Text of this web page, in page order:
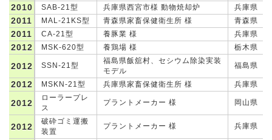
2010 SAB-21型 兵庫県西宮市様 動物焼却炉 兵庫県
2011 MAL-21KS型 青森県家畜保健衛生所 様 青森県
2011 CA-21型 養豚業 様 兵庫県
2012 MSK-620型 養鶏場 様 栃木県
2012 SSN-21型
福島県飯舘村、セシウム除染実装
モデル
福島県
2012 MSKN-21型 兵庫県家畜保健衛生所 様 兵庫県
2012
ローラープレ
ス
プラントメーカー 様 岡山県
2012
破砕ゴミ運搬
装置
プラントメーカー 様 兵庫県